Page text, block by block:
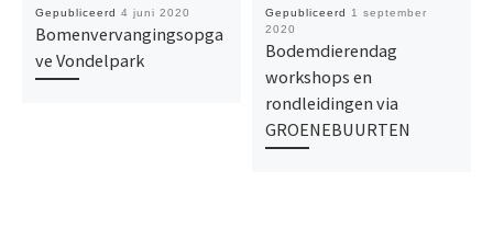
Gepubliceerd 4 juni 2020
Bomenvervangingsopga
ve Vondelpark
Gepubliceerd
1 september
2020
Bodemdierendag
workshops en
rondleidingen via
GROENEBUURTEN